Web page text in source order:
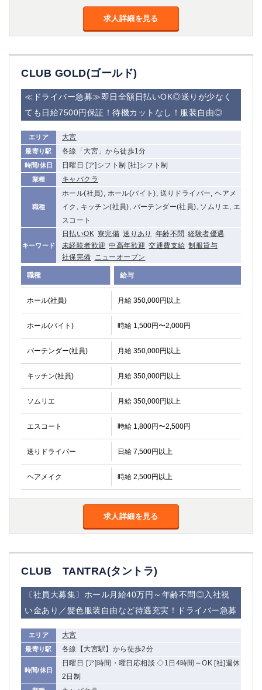
求人詳細を見る
CLUB GOLD(ゴールド)
≪ドライバー急募≫即日全額日払いOK◎送りが少なく
ても日給7500円保証！待機カットなし！服装自由◎
エリア 大宮
最寄り駅 各線「大宮」から徒歩1分
時間/休日 日曜日 [ア]シフト制 [社]シフト制
業種 キャバクラ
職種
ホール(社員), ホール(バイト), 送りドライバー, ヘアメ
イク, キッチン(社員), バーテンダー(社員), ソムリエ, エ
スコート
キーワード
日払いOK 寮完備 送りあり 年齢不問 経験者優遇
未経験者歓迎 中高年歓迎 交通費支給 制服貸与
社保完備 ニューオープン
職種 給与
ホール(社員) 月給 350,000円以上
ホール(バイト) 時給 1,500円〜2,000円
バーテンダー(社員) 月給 350,000円以上
キッチン(社員) 月給 350,000円以上
ソムリエ 月給 350,000円以上
エスコート 時給 1,800円〜2,500円
送りドライバー 日給 7,500円以上
ヘアメイク 時給 2,500円以上
求人詳細を見る
CLUB TANTRA(タントラ)
〔社員大募集〕ホール月給40万円～年齢不問◎入社祝
い金あり／髪色服装自由など待遇充実！ドライバー急募
エリア 大宮
最寄り駅 各線【大宮駅】から徒歩2分
時間/休日
日曜日 [ア]時間・曜日応相談 ◇1日4時間～OK [社]週休
2日制
久米川
西麻布
五井
関内
横浜
川崎
溝の口
本厚木
新横浜
藤沢
武蔵小杉
橋本
小田原
横浜・桜木町
関内・馬車道・日ノ出町
茅ヶ崎
戸塚
たまプラーザ
横須賀
桜木町
埼玉県
大宮
南越谷
志木
川越
草加
南浦和
獨協大学前＜草加松原＞
北浦和（西口）
春日部
川口
蕨
千葉県
成田
千葉
西船橋
佐倉
柏（西口）
木更津
栃木県
宇都宮
小山
茨城県
土浦 ひたち野うしく